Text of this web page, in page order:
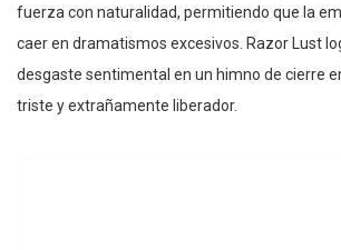
fuerza con naturalidad, permitiendo que la
caer en dramatismos excesivos. Razor Lust
desgaste sentimental en un himno de cierre
triste y extrañamente liberador.